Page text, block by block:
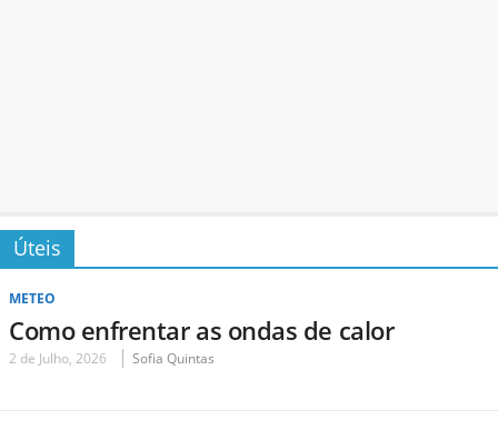
Úteis
METEO
Como enfrentar as ondas de calor
2 de Julho, 2026 Sofia Quintas